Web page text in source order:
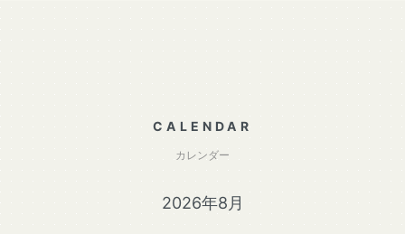
CALENDAR
カレンダー
2026年8月